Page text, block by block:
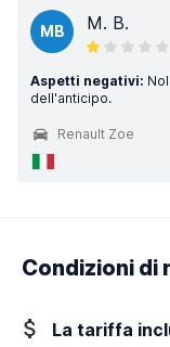
MB M. B.
Aspetti negativi:
dell'anticipo.
Renault Zoe
Condizioni di
La tariffa